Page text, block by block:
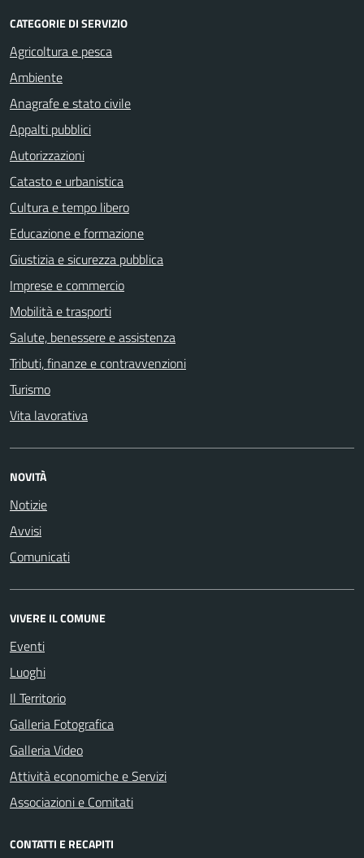
CATEGORIE DI SERVIZIO
Agricoltura e pesca
Ambiente
Anagrafe e stato civile
Appalti pubblici
Autorizzazioni
Catasto e urbanistica
Cultura e tempo libero
Educazione e formazione
Giustizia e sicurezza pubblica
Imprese e commercio
Mobilità e trasporti
Salute, benessere e assistenza
Tributi, finanze e contravvenzioni
Turismo
Vita lavorativa
NOVITÀ
Notizie
Avvisi
Comunicati
VIVERE IL COMUNE
Eventi
Luoghi
Il Territorio
Galleria Fotografica
Galleria Video
Attività economiche e Servizi
Associazioni e Comitati
CONTATTI E RECAPITI